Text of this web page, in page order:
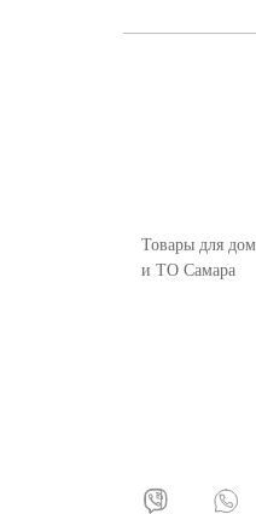
Товары для
и ТО Самара